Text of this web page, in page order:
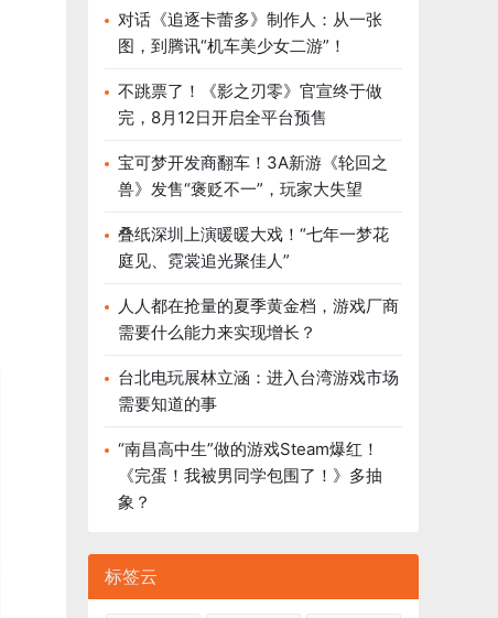
对话《追逐卡蕾多》制作人：从一张
图，到腾讯“机车美少女二游”！
不跳票了！《影之刃零》官宣终于做
完，8月12日开启全平台预售
宝可梦开发商翻车！3A新游《轮回之
兽》发售“褒贬不一”，玩家大失望
叠纸深圳上演暖暖大戏！“七年一梦花
庭见、霓裳追光聚佳人”
人人都在抢量的夏季黄金档，游戏厂商
需要什么能力来实现增长？
台北电玩展林立涵：进入台湾游戏市场
需要知道的事
“南昌高中生”做的游戏Steam爆红！
《完蛋！我被男同学包围了！》多抽
象？
标签云